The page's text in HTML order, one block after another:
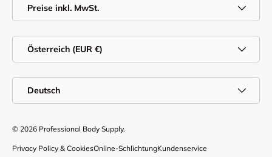
Preise inkl. MwSt.
Land/Region
Österreich (EUR €)
Deutsch
© 2026 Professional Body Supply.
Privacy Policy & CookiesOnline-SchlichtungKundenservice